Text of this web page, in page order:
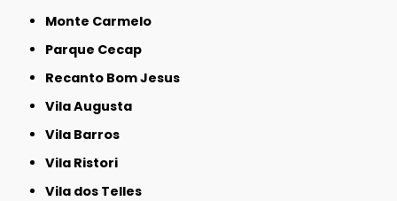
Monte Carmelo
Parque Cecap
Recanto Bom Jesus
Vila Augusta
Vila Barros
Vila Ristori
Vila dos Telles